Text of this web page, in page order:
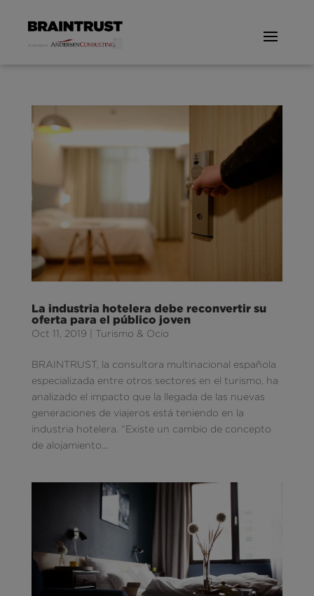
La industria hotelera debe reconvertir su
oferta para el público joven
Oct 11, 2019 Turismo & Ocio
BRAINTRUST, la consultora multinacional española
especializada entre otros sectores en el turismo, ha
analizado el impacto que la llegada de las nuevas
generaciones de viajeros está teniendo en la
industria hotelera. “Existe un cambio de concepto
de alojamiento...